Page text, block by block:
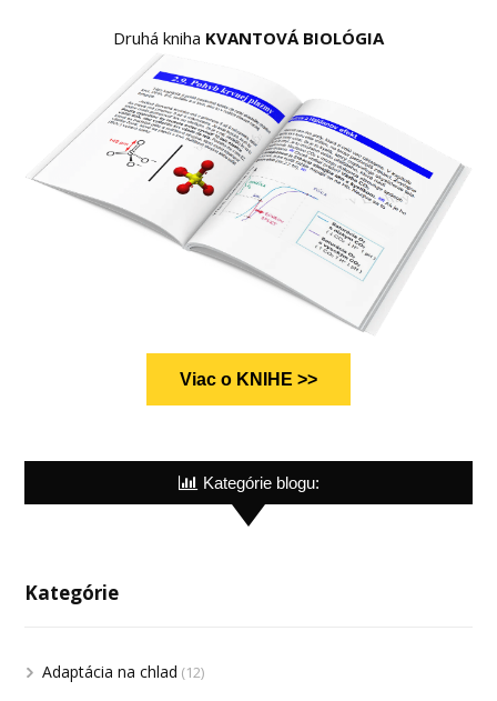
Druhá kniha KVANTOVÁ BIOLÓGIA
Viac o KNIHE >>
Kategórie blogu:
Kategórie
Adaptácia na chlad (12)